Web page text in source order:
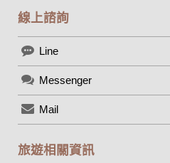
成功，並登入使用我們的服務後
其他除了上述，會保留您在上網
生的相關記錄，包括您使用連線
用的瀏覽器、瀏覽及點選資料紀
的瀏覽器予以標示，歸納使用者
網頁，除非您願意告知您的個人
將此項記錄和您對應。請您注意
商，或與連結本網站，也可能蒐
提供的個人資訊，這些廣告廠商
公司不負任何連帶責任。
線上諮詢
Line
Messenger
Mail
旅遊相關資訊